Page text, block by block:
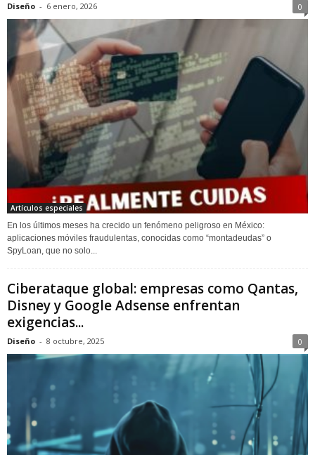
Diseño - 6 enero, 2026 0
Artículos especiales
En los últimos meses ha crecido un fenómeno peligroso en México:
aplicaciones móviles fraudulentas, conocidas como “montadeudas” o
SpyLoan, que no solo...
Ciberataque global: empresas como Qantas,
Disney y Google Adsense enfrentan
exigencias...
Diseño - 8 octubre, 2025 0